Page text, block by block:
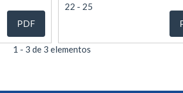
PDF
22 - 25
1 - 3 de 3 elementos